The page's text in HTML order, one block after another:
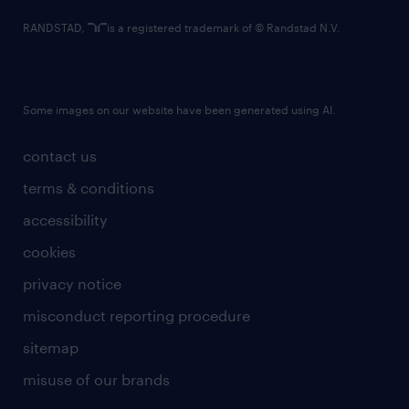
contact us
terms & conditions
accessibility
cookies
privacy notice
misconduct reporting procedure
sitemap
misuse of our brands
RANDSTAD, is a registered trademark of © Randstad N.V.
Some images on our website have been generated using AI.